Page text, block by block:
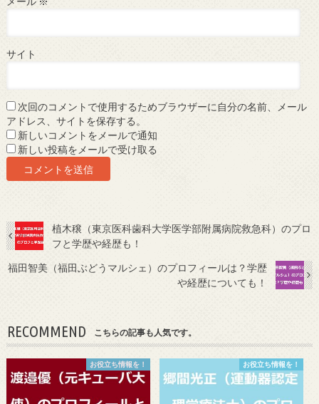
サイト
次回のコメントで使用するためブラウザーに自分の名前、メール
アドレス、サイトを保存する。
新しいコメントをメールで通知
新しい投稿をメールで受け取る
植木穣（東京医科歯科大学医学部附属病院救急科）のプロ
フと学歴や経歴も！
福田智美（福田ぶどうマルシェ）のプロフィールは？学歴
や経歴についても！
RECOMMEND こちらの記事も人気です。
お役立ち情報を！ お役立ち情報を！